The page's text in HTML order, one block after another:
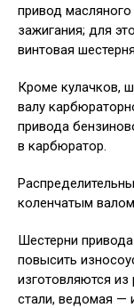
привод
зажигания; для
винтовая шестерня.
Кроме кулачков,
валу
привода
в карбюратор.
коленчатым
Шестерни
повысить
изготовляются
стали, ведомая —